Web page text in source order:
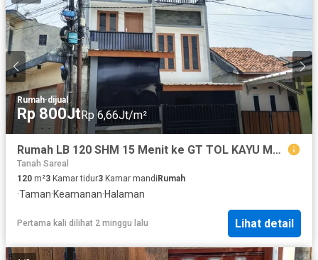
Rumah·dijual
Rp 800JtRp 6,66Jt/m²
Rumah LB 120 SHM 15 Menit ke GT TOL KAYU MANIS 2 Siap KPR J-39823
Tanah Sareal
120 m²3 Kamar tidur3 Kamar mandi Rumah
·Taman·Keamanan·Halaman
Pertama kali dilihat 2 minggu lalu Lihat detail